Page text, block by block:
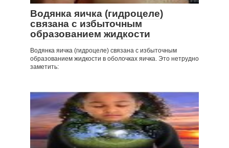
Водянка яичка (гидроцеле)
связана с избыточ­ным
образованием жидкости
Водянка яичка (гидроцеле) связана с избыточ­ным
образованием жидкости в оболочках яичка. Это нетрудно
заметить: